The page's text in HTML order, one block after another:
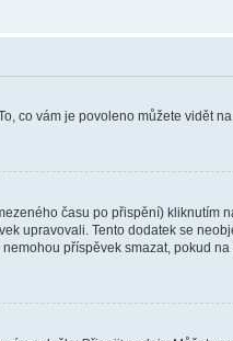
co vám je povoleno můžete vidět
času po přispění) kliknutím
upravovali. Tento dodatek se
příspěvek smazat, pokud